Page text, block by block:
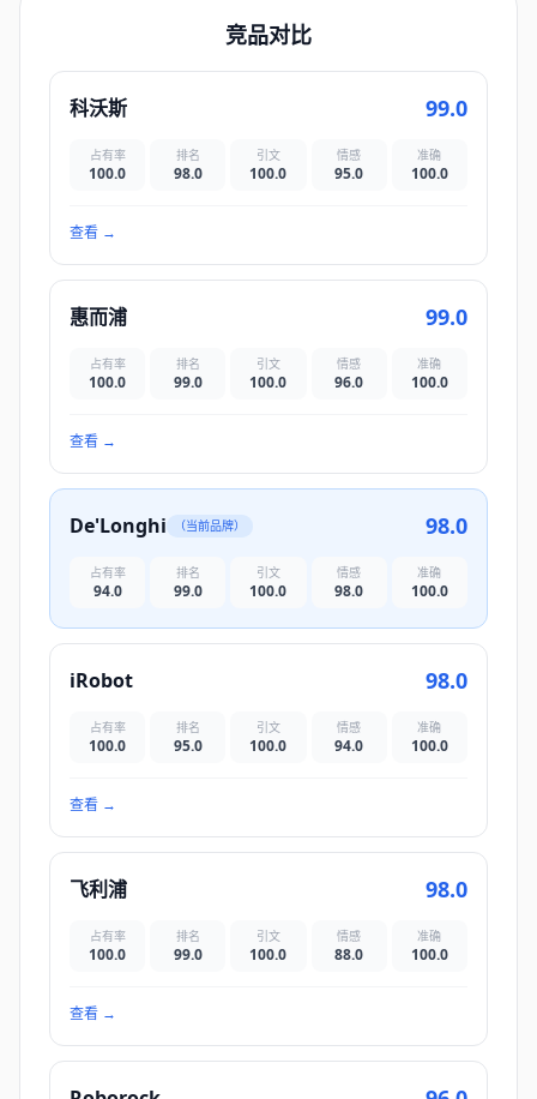
竞品对比
科沃斯 99.0
占有率
100.0
排名
98.0
引文
100.0
情感
95.0
准确
100.0
查看 →
惠而浦 99.0
占有率
100.0
排名
99.0
引文
100.0
情感
96.0
准确
100.0
查看 →
De'Longhi （当前品牌） 98.0
占有率
94.0
排名
99.0
引文
100.0
情感
98.0
准确
100.0
iRobot 98.0
占有率
100.0
排名
95.0
引文
100.0
情感
94.0
准确
100.0
查看 →
飞利浦 98.0
占有率
100.0
排名
99.0
引文
100.0
情感
88.0
准确
100.0
查看 →